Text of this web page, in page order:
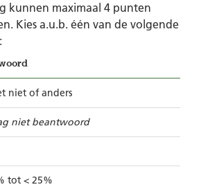
kunnen maximaal 4 punten
Kies a.u.b. één van de volgende
niet of anders
niet beantwoord
tot < 25%